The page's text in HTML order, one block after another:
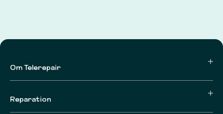
Om Telerepair
Reparation